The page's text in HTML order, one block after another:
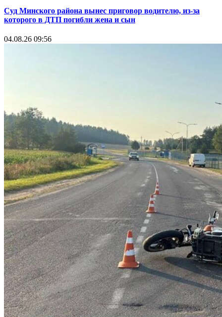
Суд Минского района вынес приговор водителю, из-за
которого в ДТП погибли жена и сын
04.08.26 09:56